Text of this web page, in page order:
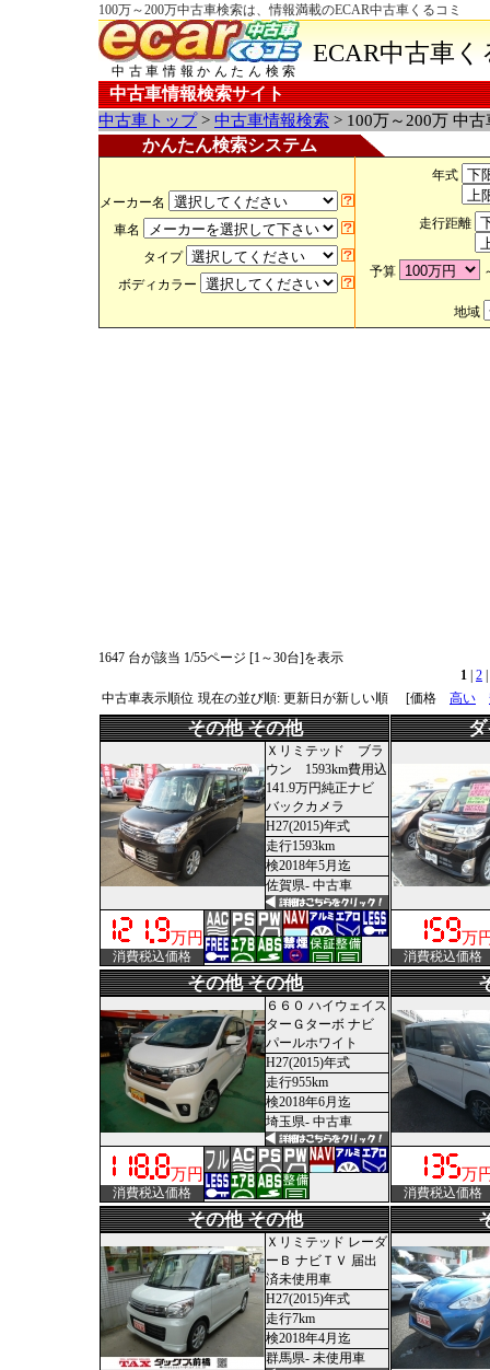
100万～200万中古車検索は、情報満載のECAR中古車くるコミ
中古車情報かんたん検索
ECAR中古車
中古車情報検索サイト
中古車トップ> 中古車情報検索 > 100万～200万 中
かんたん検索システム
メーカー名
車名
タイプ
ボディカラー
年式
走行距離
予算
地域
1647 台が該当 1/55ページ [1～30台]を表示
1 2
中古車表示順位 現在の並び順: 更新日が新しい順 [価格 高い
その他 その他
Ｘリミテッド ブラ
ウン 1593km費用込
141.9万円純正ナビ
バックカメラ
H27(2015)年式
走行1593km
検2018年5月迄
佐賀県- 中古車
万円
消費税込価格
万
消費税込価格
その他 その他
６６０ ハイウェイス
ターＧターボ ナビ
パールホワイト
H27(2015)年式
走行955km
検2018年6月迄
埼玉県- 中古車
万円
消費税込価格
万
消費税込価格
その他 その他
Ｘリミテッド レーダ
ーＢ ナビＴＶ 届出
済未使用車
H27(2015)年式
走行7km
検2018年4月迄
群馬県- 未使用車